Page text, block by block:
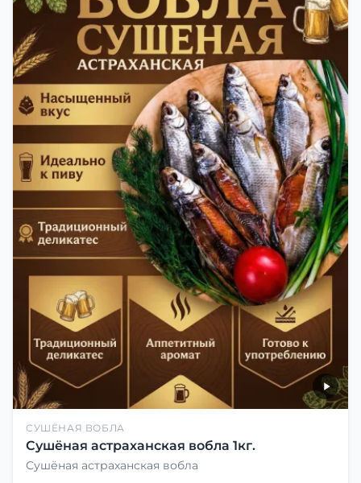
СУШЁНАЯ ВОБЛА
Сушёная астраханская вобла 1кг.
Сушёная астраханская вобла